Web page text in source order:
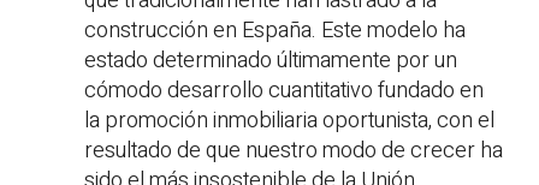
construcción en España. Este modelo ha
estado determinado últimamente por un
cómodo desarrollo cuantitativo fundado en
la promoción inmobiliaria oportunista, con el
resultado de que nuestro modo de crecer ha